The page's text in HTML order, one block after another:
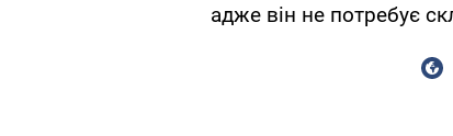
адже він не потребує